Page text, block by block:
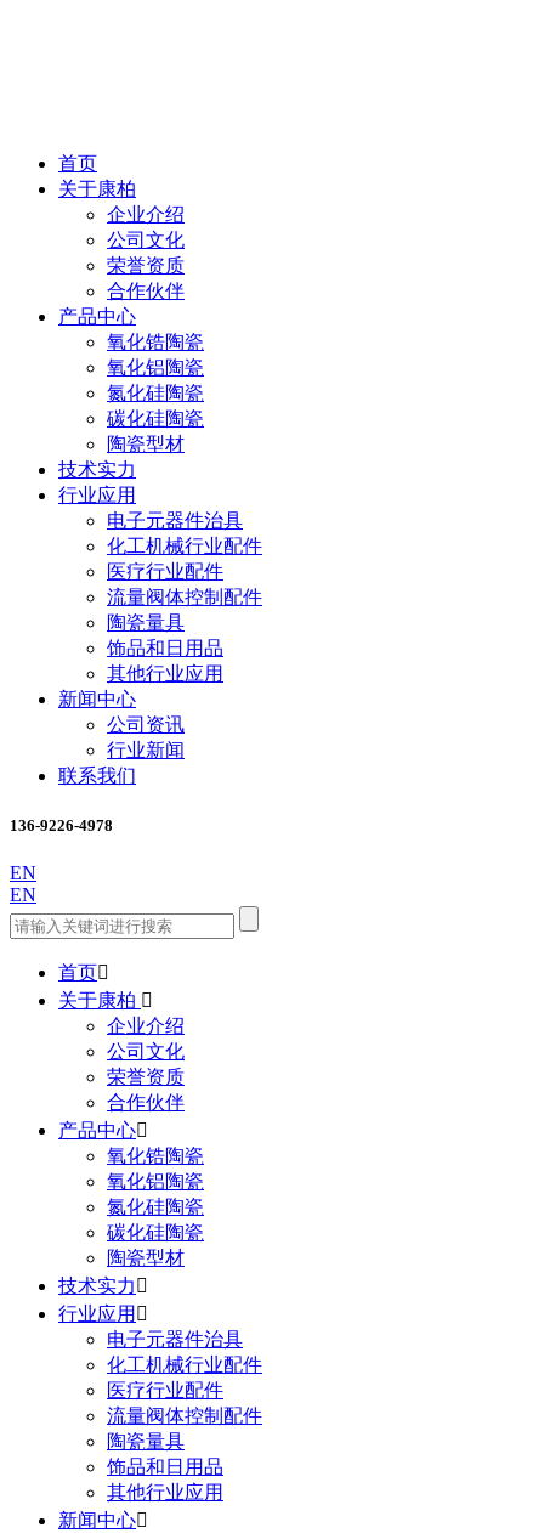
首页
关于康柏
企业介绍
公司文化
荣誉资质
合作伙伴
产品中心
氧化锆陶瓷
氧化铝陶瓷
氮化硅陶瓷
碳化硅陶瓷
陶瓷型材
技术实力
行业应用
电子元器件治具
化工机械行业配件
医疗行业配件
流量阀体控制配件
陶瓷量具
饰品和日用品
其他行业应用
新闻中心
公司资讯
行业新闻
联系我们
136-9226-4978
EN
EN
首页
关于康柏 
企业介绍
公司文化
荣誉资质
合作伙伴
产品中心
氧化锆陶瓷
氧化铝陶瓷
氮化硅陶瓷
碳化硅陶瓷
陶瓷型材
技术实力 
行业应用 
电子元器件治具
化工机械行业配件
医疗行业配件
流量阀体控制配件
陶瓷量具
饰品和日用品
其他行业应用
新闻中心